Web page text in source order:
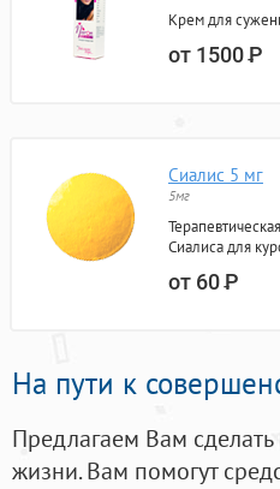
Крем для
от 1500Р
Сиалис 5 мг
5мг
Сиалиса для
от 60Р
На пути к
Предлагаем Вам
жизни. Вам помогут